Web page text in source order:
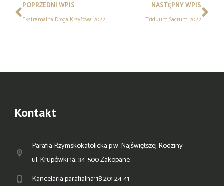
POPRZEDNI WPIS
Ekstremalna Droga Krzyżowa 2022
NASTĘPNY WPIS
Triduum Sacrum 2022
Kontakt
Parafia Rzymskokatolicka p.w. Najświętszej Rodziny
ul. Krupówki 1a, 34-500 Zakopane
Kancelaria parafialna: 18 201 24 41